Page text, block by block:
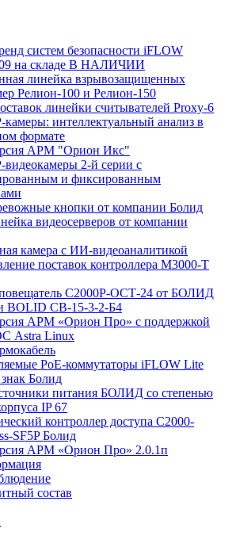
систем безопасности iFLOW
на складе В НАЛИЧИИ
линейка взрывозащищенных
Релион-100 и Релион-150
линейки считывателей Proxy-6
интеллектуальный анализ в
формате
АРМ "Орион Икс"
2-й серии с
и фиксированным
кнопки от компании Болид
видеосерверов от компании
камера с ИИ-видеоаналитикой
поставок контроллера М3000-Т
С2000Р-ОСТ-24 от БОЛИД
BOLID СВ-15-3-2-Б4
АРМ «Орион Про» с поддержкой
Astra Linux
PoE-коммутаторы iFLOW Lite
Болид
питания БОЛИД со степенью
IP 67
контроллер доступа С2000-
SF5P Болид
АРМ «Орион Про» 2.0.1п
состав